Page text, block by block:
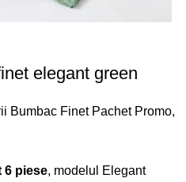
elegant green
Bumbac Finet Pachet Promo,
6 piese, modelul Elegant